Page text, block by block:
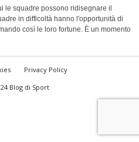
le squadre possono ridisegnare il
in difficoltà hanno l'opportunità di
così le loro fortune. È un momento
Privacy Policy
Blog di Sport